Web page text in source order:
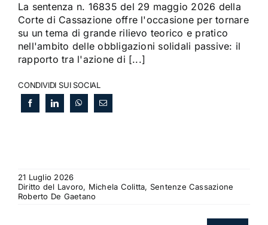
La sentenza n. 16835 del 29 maggio 2026 della
Corte di Cassazione offre l'occasione per tornare
su un tema di grande rilievo teorico e pratico
nell'ambito delle obbligazioni solidali passive: il
rapporto tra l'azione di [...]
CONDIVIDI SUI SOCIAL
21 Luglio 2026
Diritto del Lavoro, Michela Colitta, Sentenze Cassazione
Roberto De Gaetano